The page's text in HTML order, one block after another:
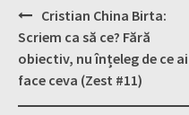
Post
navigation
Cristian China Birta:
Scriem ca să ce? Fără
obiectiv, nu înțeleg de ce ai
face ceva (Zest #11)